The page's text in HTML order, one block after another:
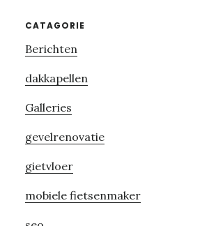
Primary
Sidebar
CATAGORIE
Berichten
dakkapellen
Galleries
gevelrenovatie
gietvloer
mobiele fietsenmaker